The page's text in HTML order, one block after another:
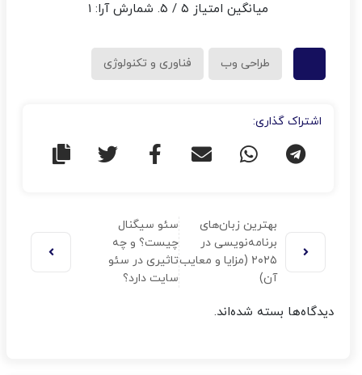
میانگین امتیاز ۵ / ۵. شمارش آرا: ۱
طراحی وب فناوری و تکنولوژی
اشتراک گذاری:
بهترین زبان‌های
برنامه‌نویسی در
۲۰۲۵ (مزایا و معایب
آن)
سئو سیگنال
چیست؟ و چه
تاثیری در سئو
سایت دارد؟
دیدگاه‌ها بسته شده‌اند.